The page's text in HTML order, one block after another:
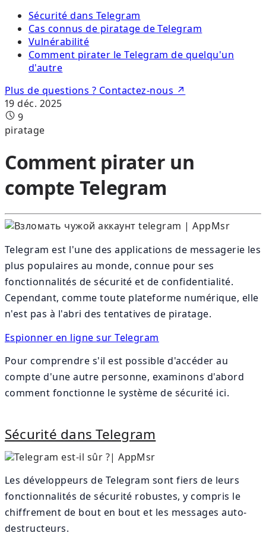
Sécurité dans Telegram
Cas connus de piratage de Telegram
Vulnérabilité
Comment pirater le Telegram de quelqu'un
d'autre
Plus de questions ? Contactez-nous ↗
19 déc. 2025
9
piratage
Comment pirater un
compte Telegram
Telegram est l'une des applications de messagerie les
plus populaires au monde, connue pour ses
fonctionnalités de sécurité et de confidentialité.
Cependant, comme toute plateforme numérique, elle
n'est pas à l'abri des tentatives de piratage.
Espionner en ligne sur Telegram
Pour comprendre s'il est possible d'accéder au
compte d'une autre personne, examinons d'abord
comment fonctionne le système de sécurité ici.
Sécurité dans Telegram
Les développeurs de Telegram sont fiers de leurs
fonctionnalités de sécurité robustes, y compris le
chiffrement de bout en bout et les messages auto-
destructeurs.